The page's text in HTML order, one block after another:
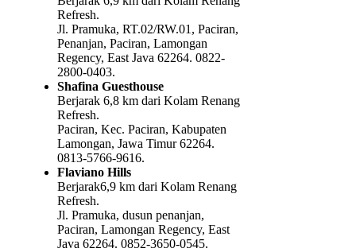
Refresh.
Jl. Pramuka, RT.02/RW.01, Paciran,
Penanjan, Paciran, Lamongan
Regency, East Java 62264. 0822-
2800-0403.
Shafina Guesthouse
Berjarak 6,8 km dari Kolam Renang
Refresh.
Paciran, Kec. Paciran, Kabupaten
Lamongan, Jawa Timur 62264.
0813-5766-9616.
Flaviano Hills
Berjarak6,9 km dari Kolam Renang
Refresh.
Jl. Pramuka, dusun penanjan,
Paciran, Lamongan Regency, East
Java 62264. 0852-3650-0545.